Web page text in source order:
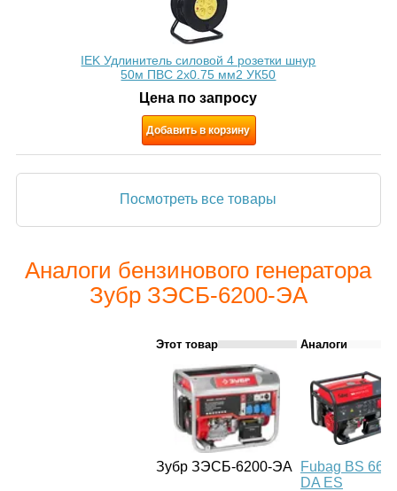
IEK Удлинитель силовой 4 розетки шнур
50м ПВС 2х0.75 мм2 УК50
Цена по запросу
Добавить в корзину
Посмотреть все товары
Аналоги бензинового генератора
Зубр ЗЭСБ-6200-ЭА
Этот товар Аналоги
Зубр ЗЭСБ-6200-ЭА
Fubag BS
DA ES